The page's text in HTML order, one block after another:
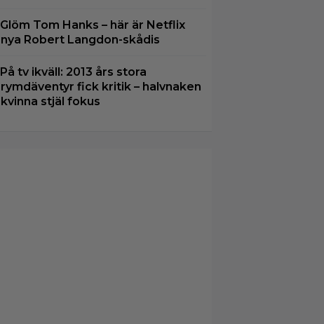
Glöm Tom Hanks – här är Netflix
nya Robert Langdon-skådis
På tv ikväll: 2013 års stora
rymdäventyr fick kritik – halvnaken
kvinna stjäl fokus